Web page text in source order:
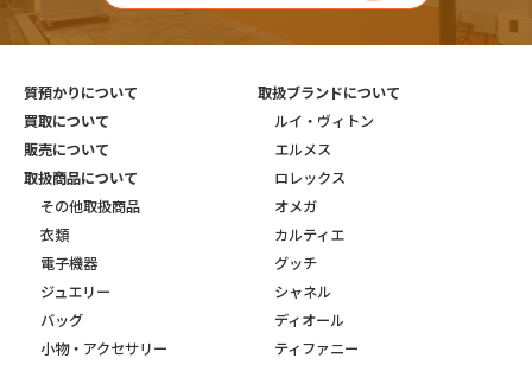
質預かりについて
買取について
販売について
取扱商品について
その他取扱商品
衣類
電子機器
ジュエリー
バッグ
小物・アクセサリー
取扱ブランドについて
ルイ・ヴィトン
エルメス
ロレックス
オメガ
カルティエ
グッチ
シャネル
ディオール
ティファニー